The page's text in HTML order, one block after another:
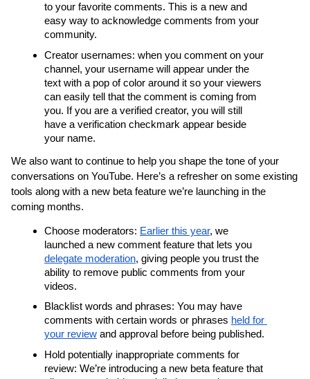
to your favorite comments. This is a new and
easy way to acknowledge comments from your
community.
Creator usernames: when you comment on your
channel, your username will appear under the
text with a pop of color around it so your viewers
can easily tell that the comment is coming from
you. If you are a verified creator, you will still
have a verification checkmark appear beside
your name.
We also want to continue to help you shape the tone of your
conversations on YouTube. Here’s a refresher on some existing
tools along with a new beta feature we’re launching in the
coming months.
Choose moderators: Earlier this year, we
delegate moderation, giving people you trust the
ability to remove public comments from your
videos.
Blacklist words and phrases: You may have
comments with certain words or phrases held for
your review and approval before being published.
Hold potentially inappropriate comments for
review: We’re introducing a new beta feature that